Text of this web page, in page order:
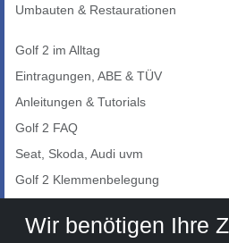
Umbauten & Restaurationen
Golf 2 im Alltag
Eintragungen, ABE & TÜV
Anleitungen & Tutorials
Golf 2 FAQ
Seat, Skoda, Audi uvm
Golf 2 Klemmenbelegung
Auto-Showroom
Wir benötigen Ihre